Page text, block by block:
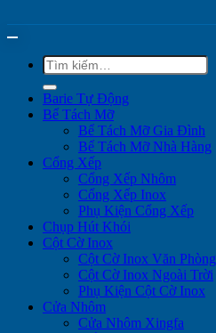
Tìm
kiếm:
Barie Tự Động
Bể Tách Mỡ
Bể Tách Mỡ Gia Đình
Bể Tách Mỡ Nhà Hàng
Cổng Xếp
Cổng Xếp Nhôm
Cổng Xếp Inox
Phụ Kiện Cổng Xếp
Chụp Hút Khói
Cột Cờ Inox
Cột Cờ Inox Văn Phòng
Cột Cờ Inox Ngoài Trời
Phụ Kiện Cột Cờ Inox
Cửa Nhôm
Cửa Nhôm Xingfa